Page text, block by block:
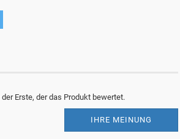
Erste, der das Produkt bewertet.
IHRE MEINUNG